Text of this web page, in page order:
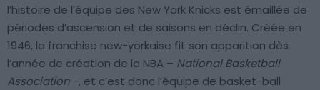
l’histoire de l’équipe des New York Knicks est émaillée de
périodes d’ascension et de saisons en déclin. Créée en
1946, la franchise new-yorkaise fit son apparition dès
l’année de création de la NBA – National Basketball
Association -, et c’est donc l’équipe de basket-ball